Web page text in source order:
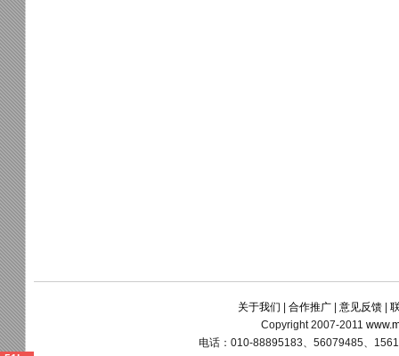
关于我们 合作推广| 意见反馈|
Copyright 2007-2011
电话：010-88895183、56079485、